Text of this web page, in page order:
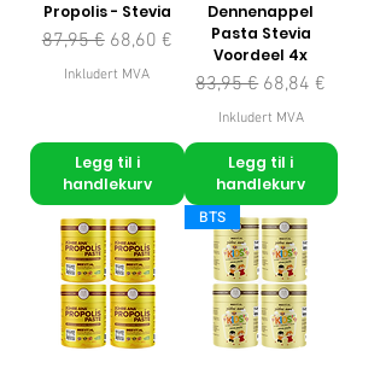
Propolis - Stevia
Vanlig pris
87,95 € Salgspris
68,60 €
Inkludert MVA
Legg til i
handlekurv
Dennenappel
Pasta Stevia
Voordeel 4x
Vanlig pris
83,95 € Salgspris
68,84 €
Inkludert MVA
Legg til i
handlekurv
BTS